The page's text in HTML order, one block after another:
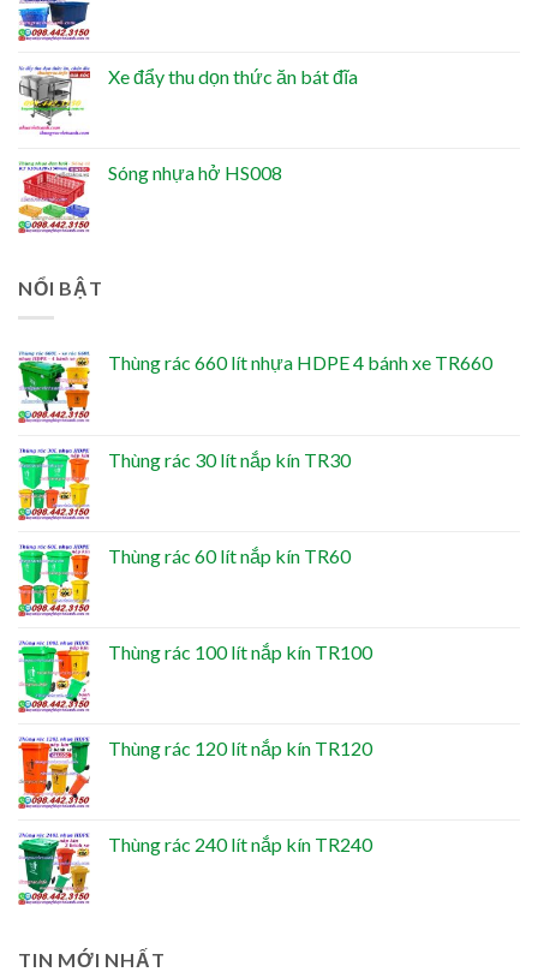
Xe đẩy thu dọn thức ăn bát đĩa
Sóng nhựa hở HS008
NỔI BẬT
Thùng rác 660 lít nhựa HDPE 4 bánh xe TR660
Thùng rác 30 lít nắp kín TR30
Thùng rác 60 lít nắp kín TR60
Thùng rác 100 lít nắp kín TR100
Thùng rác 120 lít nắp kín TR120
Thùng rác 240 lít nắp kín TR240
TIN MỚI NHẤT